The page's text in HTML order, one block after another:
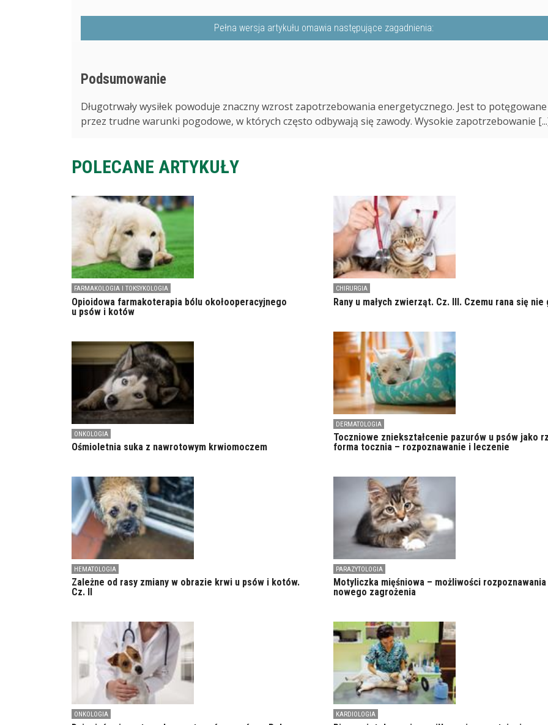
Pełna wersja artykułu omawia następujące zagadnienia:
Podsumowanie
Długotrwały wysiłek powoduje znaczny wzrost zapotrzebowania energetycznego. Jest to potęgowane
przez trudne warunki pogodowe, w których często odbywają się zawody. Wysokie zapotrzebowanie
POLECANE ARTYKUŁY
FARMAKOLOGIA I TOKSYKOLOGIA
Opioidowa farmakoterapia bólu okołooperacyjnego
u psów i kotów
ONKOLOGIA
Ośmioletnia suka z nawrotowym krwiomoczem
HEMATOLOGIA
Zależne od rasy zmiany w obrazie krwi u psów i kotów.
Cz. II
ONKOLOGIA
CHIRURGIA
Rany u małych zwierząt. Cz. III. Czemu rana się nie
DERMATOLOGIA
Toczniowe zniekształcenie pazurów u psów jako
forma tocznia – rozpoznawanie i leczenie
PARAZYTOLOGIA
Motyliczka mięśniowa – możliwości rozpoznawania
nowego zagrożenia
KARDIOLOGIA